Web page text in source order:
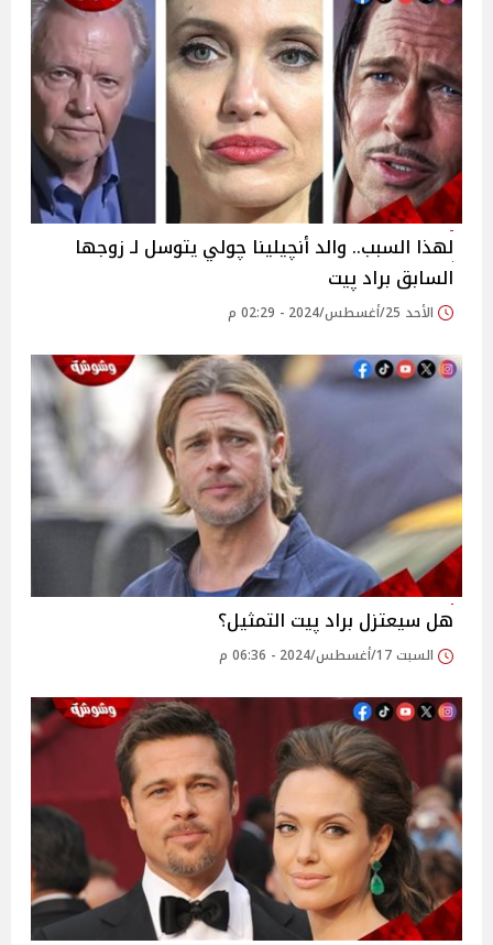
لهذا السبب.. والد أنچيلينا چولي يتوسل لـ زوجها
السابق براد پيت
الأحد 25/أغسطس/2024 - 02:29 م
هل سيعتزل براد پيت التمثيل؟
السبت 17/أغسطس/2024 - 06:36 م